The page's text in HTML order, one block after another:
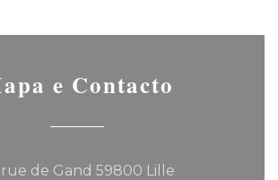
e Contacto
de Gand 59800 Lille